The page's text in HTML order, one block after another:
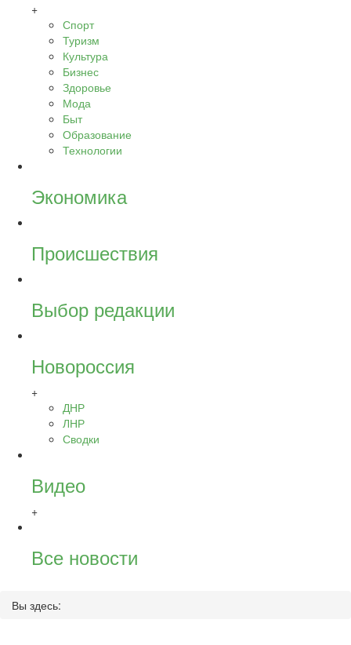
+
Спорт
Туризм
Культура
Бизнес
Здоровье
Мода
Быт
Образование
Технологии
Экономика
Происшествия
Выбор редакции
Новороссия
+
ДНР
ЛНР
Сводки
Видео
+
Все новости
Вы здесь: